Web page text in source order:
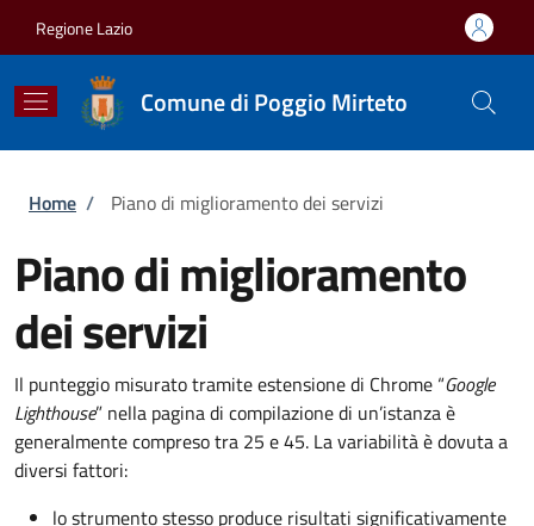
Regione Lazio
Comune di Poggio Mirteto
Briciole di pane
Home / Piano di miglioramento dei servizi
Piano di miglioramento
dei servizi
Il punteggio misurato tramite estensione di Chrome “Google
Lighthouse” nella pagina di compilazione di un’istanza è
generalmente compreso tra 25 e 45. La variabilità è dovuta a
diversi fattori:
lo strumento stesso produce risultati significativamente